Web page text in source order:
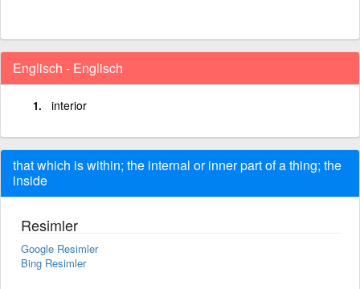
Englisch - Englisch
interior
that which is within; the internal or inner part of a thing; the
inside
Resimler
Google Resimler
Bing Resimler